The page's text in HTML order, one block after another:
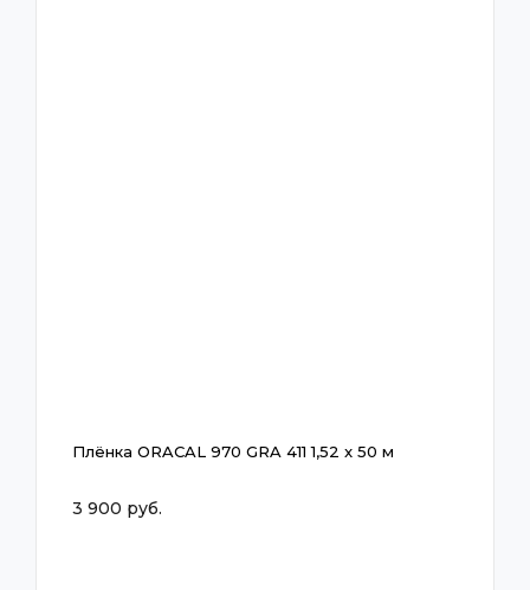
Плёнка ORACAL 970 GRA 411 1,52 x 50 м
3 900 руб.